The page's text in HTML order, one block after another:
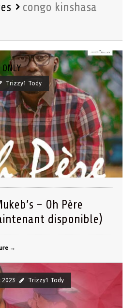
congo kinshasa
Trizzy1 Tody
– Oh Père
disponible)
→
2023 Trizzy1 Tody